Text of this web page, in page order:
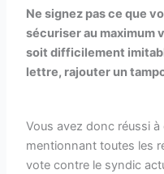
Ne signez pas ce que
sécuriser au maximum
soit difficilement
lettre, rajouter un
Vous avez donc réussi à
mentionnant toutes les
vote contre le syndic